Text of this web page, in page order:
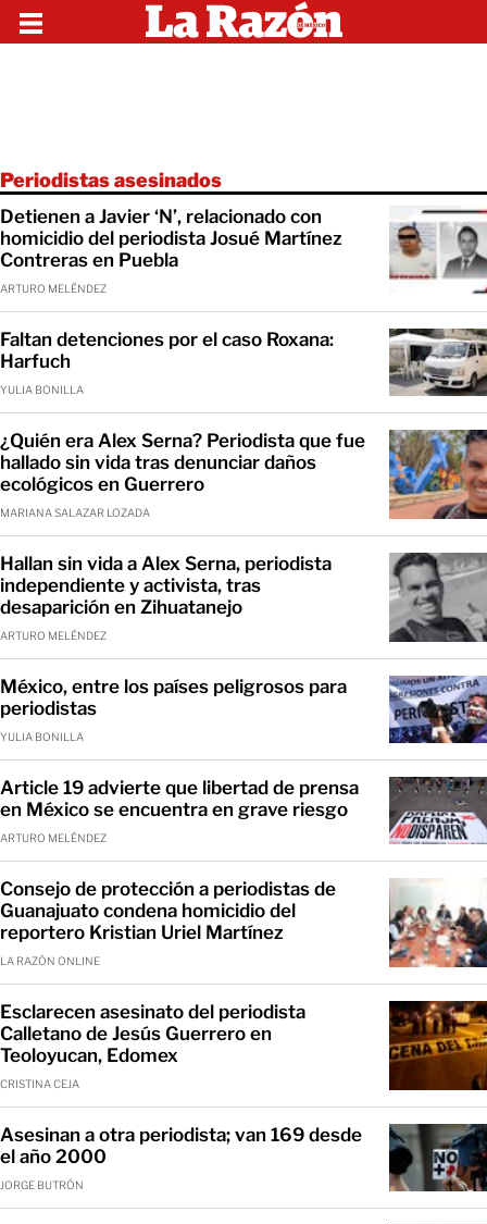
Periodistas asesinados
Detienen a Javier ‘N’, relacionado con
homicidio del periodista Josué Martínez
Contreras en Puebla
ARTURO MELÉNDEZ
Faltan detenciones por el caso Roxana:
Harfuch
YULIA BONILLA
¿Quién era Alex Serna? Periodista que fue
hallado sin vida tras denunciar daños
ecológicos en Guerrero
MARIANA SALAZAR LOZADA
Hallan sin vida a Alex Serna, periodista
independiente y activista, tras
desaparición en Zihuatanejo
ARTURO MELÉNDEZ
México, entre los países peligrosos para
periodistas
YULIA BONILLA
Article 19 advierte que libertad de prensa
en México se encuentra en grave riesgo
ARTURO MELÉNDEZ
Consejo de protección a periodistas de
Guanajuato condena homicidio del
reportero Kristian Uriel Martínez
LA RAZÓN ONLINE
Esclarecen asesinato del periodista
Calletano de Jesús Guerrero en
Teoloyucan, Edomex
CRISTINA CEJA
Asesinan a otra periodista; van 169 desde
el año 2000
JORGE BUTRÓN